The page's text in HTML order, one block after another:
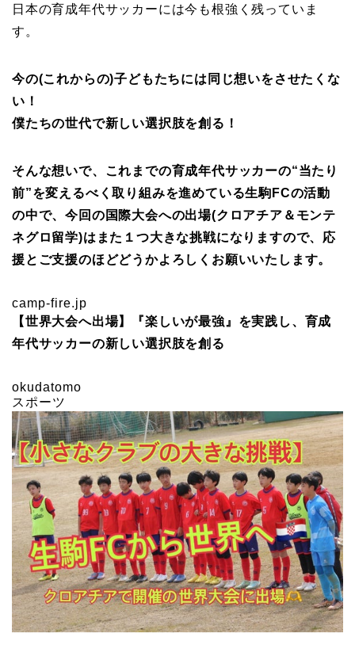
日本の育成年代サッカーには今も根強く残っていま
す。
今の(これからの)子どもたちには同じ想いをさせたくな
い！
僕たちの世代で新しい選択肢を創る！
そんな想いで、これまでの育成年代サッカーの“当たり
前”を変えるべく取り組みを進めている生駒FCの活動
の中で、今回の国際大会への出場(クロアチア＆モンテ
ネグロ留学)はまた１つ大きな挑戦になりますので、応
援とご支援のほどどうかよろしくお願いいたします。
camp-fire.jp
【世界大会へ出場】『楽しいが最強』を実践し、育成
年代サッカーの新しい選択肢を創る
okudatomo
スポーツ